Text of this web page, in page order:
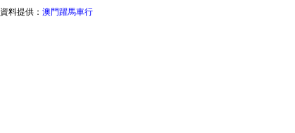
資料提供： 澳門躍馬車行